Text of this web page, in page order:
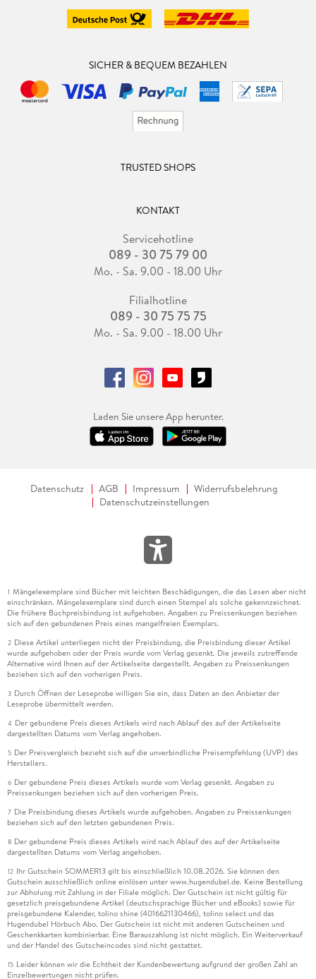
SICHER & BEQUEM BEZAHLEN
TRUSTED SHOPS
KONTAKT
Servicehotline
089 - 30 75 79 00
Mo. - Sa. 9.00 - 18.00 Uhr
Filialhotline
089 - 30 75 75 75
Mo. - Sa. 9.00 - 18.00 Uhr
Laden Sie unsere App herunter.
Datenschutz AGB Impressum
Widerrufsbelehrung
Datenschutzeinstellungen
1 Mängelexemplare sind Bücher mit leichten Beschädigungen, die das Lesen aber nicht
einschränken. Mängelexemplare sind durch einen Stempel als solche gekennzeichnet.
Die frühere Buchpreisbindung ist aufgehoben. Angaben zu Preissenkungen beziehen
sich auf den gebundenen Preis eines mangelfreien Exemplars.
2 Diese Artikel unterliegen nicht der Preisbindung, die Preisbindung dieser Artikel
wurde aufgehoben oder der Preis wurde vom Verlag gesenkt. Die jeweils zutreffende
Alternative wird Ihnen auf der Artikelseite dargestellt. Angaben zu Preissenkungen
beziehen sich auf den vorherigen Preis.
3 Durch Öffnen der Leseprobe willigen Sie ein, dass Daten an den Anbieter der
Leseprobe übermittelt werden.
4 Der gebundene Preis dieses Artikels wird nach Ablauf des auf der Artikelseite
dargestellten Datums vom Verlag angehoben.
5 Der Preisvergleich bezieht sich auf die unverbindliche Preisempfehlung (UVP) des
Herstellers.
6 Der gebundene Preis dieses Artikels wurde vom Verlag gesenkt. Angaben zu
Preissenkungen beziehen sich auf den vorherigen Preis.
7 Die Preisbindung dieses Artikels wurde aufgehoben. Angaben zu Preissenkungen
beziehen sich auf den letzten gebundenen Preis.
8 Der gebundene Preis dieses Artikels wird nach Ablauf des auf der Artikelseite
dargestellten Datums vom Verlag angehoben.
12 Ihr Gutschein SOMMER13 gilt bis einschließlich 10.08.2026. Sie können den
Gutschein ausschließlich online einlösen unter www.hugendubel.de. Keine Bestellung
zur Abholung mit Zahlung in der Filiale möglich. Der Gutschein ist nicht gültig für
gesetzlich preisgebundene Artikel (deutschsprachige Bücher und eBooks) sowie für
preisgebundene Kalender, tolino shine (4016621130466), tolino select und das
Hugendubel Hörbuch Abo. Der Gutschein ist nicht mit anderen Gutscheinen und
Geschenkkarten kombinierbar. Eine Barauszahlung ist nicht möglich. Ein Weiterverkauf
und der Handel des Gutscheincodes sind nicht gestattet.
15 Leider können wir die Echtheit der Kundenbewertung aufgrund der großen Zahl an
Einzelbewertungen nicht prüfen.